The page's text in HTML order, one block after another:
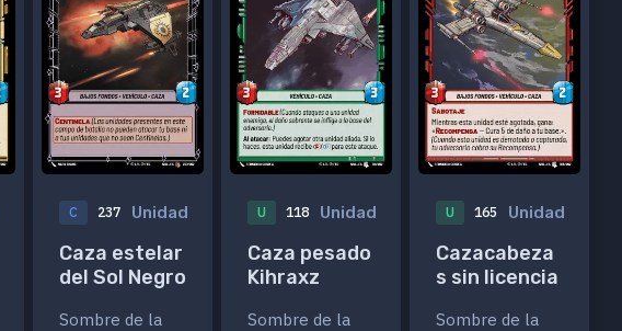
C 237 Unidad
Caza estelar
del Sol Negro
Sombre de la
U 118 Unidad
Caza pesado
Kihraxz
Sombre de la
U 165 Unidad
Cazacabeza
s sin licencia
Sombre de la